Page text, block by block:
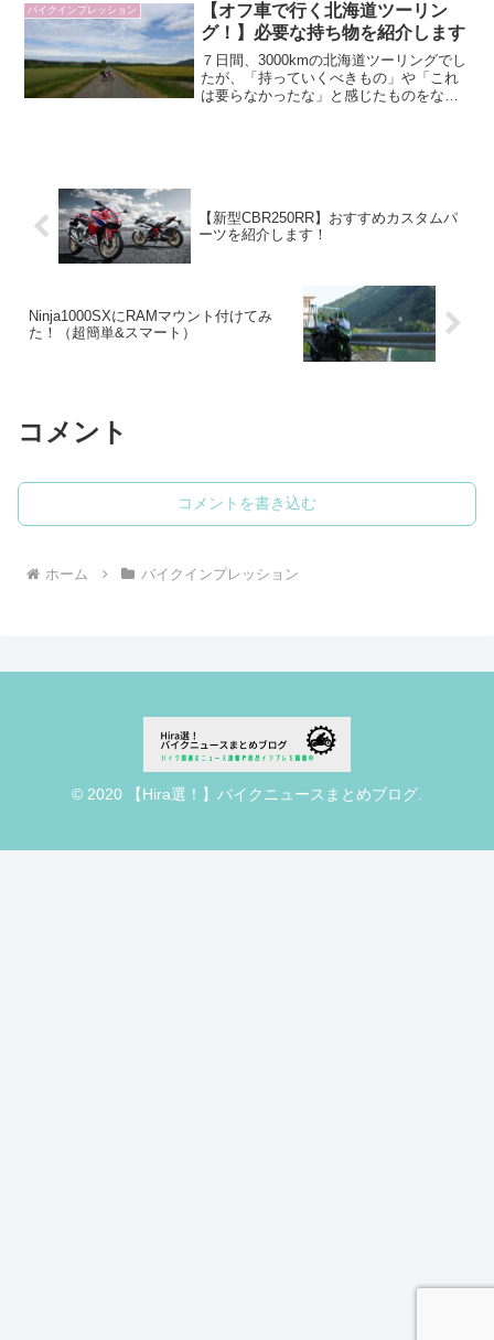
バイクインプレッション
【オフ車で行く北海道ツーリン
グ！】必要な持ち物を紹介します
７日間、3000kmの北海道ツーリングでし
たが、「持っていくべきもの」や「これ
は要らなかったな」と感じたものをなる
【新型CBR250RR】おすすめカスタムパ
ーツを紹介します！
Ninja1000SXにRAMマウント付けてみ
た！（超簡単&スマート）
コメント
コメントを書き込む
ホーム バイクインプレッション
© 2020 【Hira選！】バイクニュースまとめブログ.